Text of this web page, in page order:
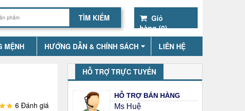
Giỏ
hàng (0)
MỆNH HƯỚNG DẪN & CHÍNH SÁCH LIÊN HỆ
6 Đánh giá
HỖ TRỢ TRỰC TUYẾN
HỖ TRỢ BÁN HÀNG
Ms Huệ